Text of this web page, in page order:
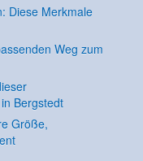
Diese Merkmale
Weg zum
Bergstedt
Größe,